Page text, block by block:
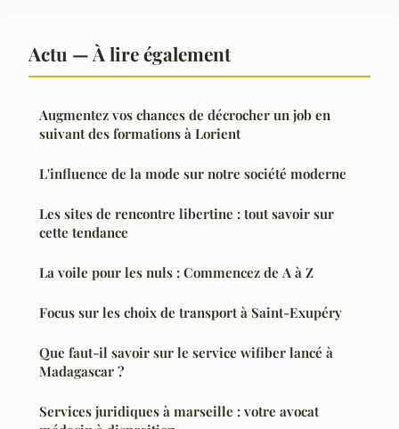
Actu — À lire également
Augmentez vos chances de décrocher un job en
suivant des formations à Lorient
L'influence de la mode sur notre société moderne
Les sites de rencontre libertine : tout savoir sur
cette tendance
La voile pour les nuls : Commencez de A à Z
Focus sur les choix de transport à Saint-Exupéry
Que faut-il savoir sur le service wifiber lancé à
Madagascar ?
Services juridiques à marseille : votre avocat